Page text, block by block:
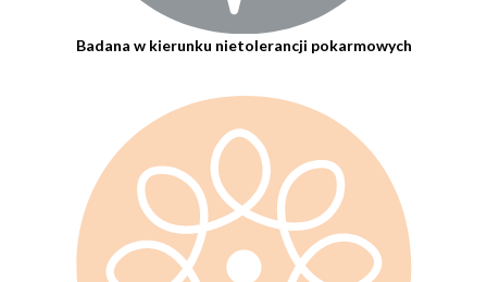
Badana w kierunku nietolerancji pokarmowych